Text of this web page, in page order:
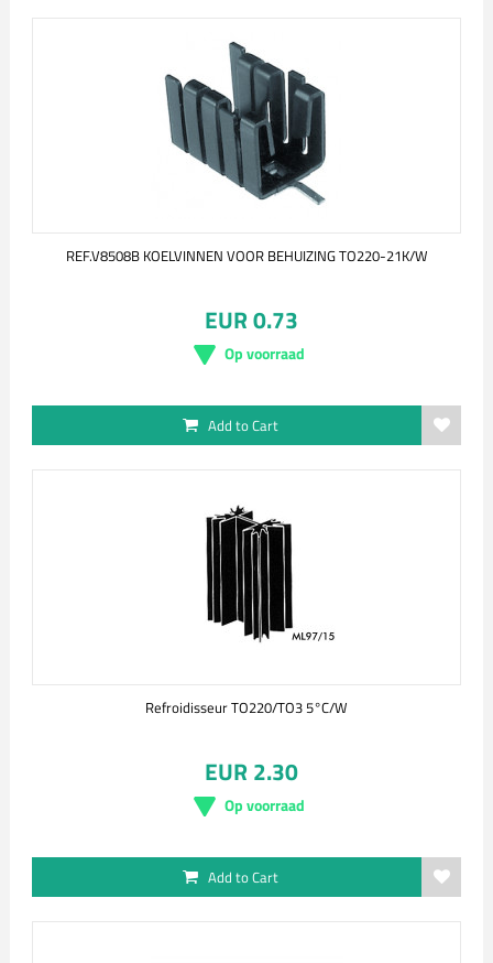
REF.V8508B KOELVINNEN VOOR BEHUIZING TO220-21K/W
EUR 0.73
Op voorraad
Add to Cart
Refroidisseur TO220/TO3 5°C/W
EUR 2.30
Op voorraad
Add to Cart